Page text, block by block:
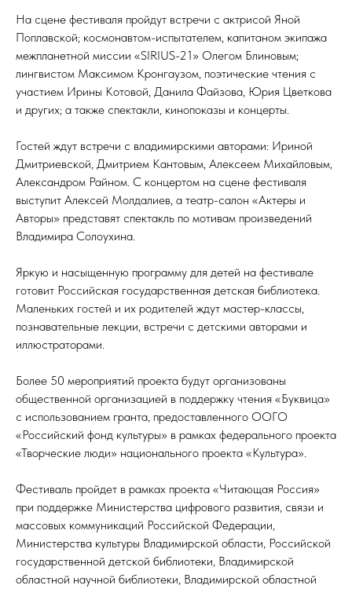
На сцене фестиваля пройдут встречи с актрисой Яной
Поплавской; космонавтом-испытателем, капитаном экипажа
межпланетной миссии «SIRIUS-21» Олегом Блиновым;
лингвистом Максимом Кронгаузом, поэтические чтения с
участием Ирины Котовой, Данила Файзова, Юрия Цветкова
и других; а также спектакли, кинопоказы и концерты.
Гостей ждут встречи с владимирскими авторами: Ириной
Дмитриевской, Дмитрием Кантовым, Алексеем Михайловым,
Александром Райном. С концертом на сцене фестиваля
выступит Алексей Молдалиев, а театр-салон «Актеры и
Авторы» представят спектакль по мотивам произведений
Владимира Солоухина.
Яркую и насыщенную программу для детей на фестивале
готовит Российская государственная детская библиотека.
Маленьких гостей и их родителей ждут мастер-классы,
познавательные лекции, встречи с детскими авторами и
иллюстраторами.
Более 50 мероприятий проекта будут организованы
общественной организацией в поддержку чтения «Буквица»
с использованием гранта, предоставленного ООГО
«Российский фонд культуры» в рамках федерального проекта
«Творческие люди» национального проекта «Культура».
Фестиваль пройдет в рамках проекта «Читающая Россия»
при поддержке Министерства цифрового развития, связи и
массовых коммуникаций Российской Федерации,
Министерства культуры Владимирской области, Российской
государственной детской библиотеки, Владимирской
областной научной библиотеки, Владимирской областной